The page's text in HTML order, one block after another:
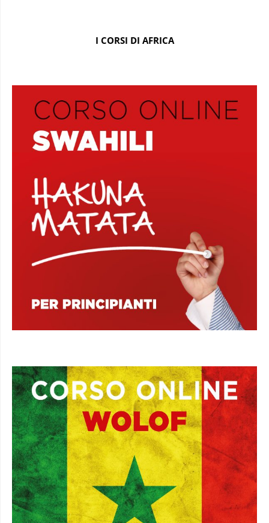
I CORSI DI AFRICA